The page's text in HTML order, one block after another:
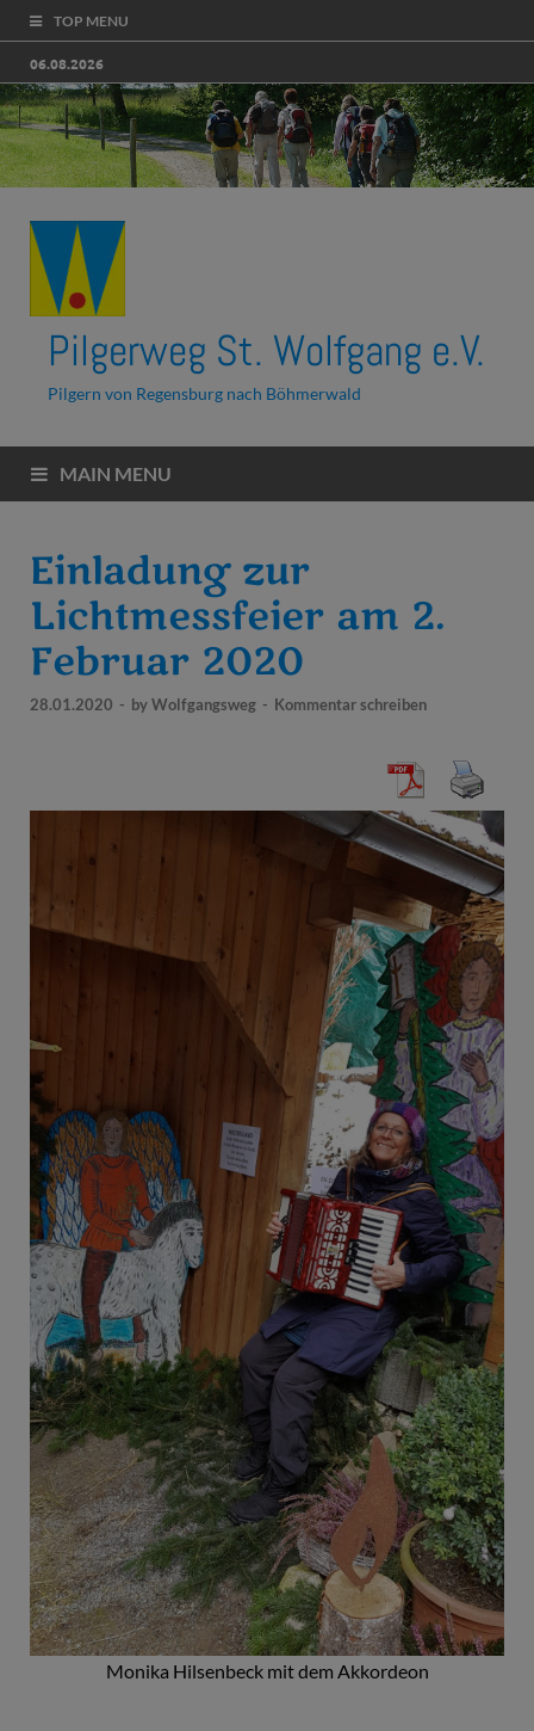
TOP MENU
06.08.2026
Pilgerweg St. Wolfgang e.V.
Pilgern von Regensburg nach Böhmerwald
MAIN MENU
Einladung zur
Lichtmessfeier am 2.
Februar 2020
28.01.2020 - byWolfgangsweg - Kommentar schreiben
Monika Hilsenbeck mit dem Akkordeon